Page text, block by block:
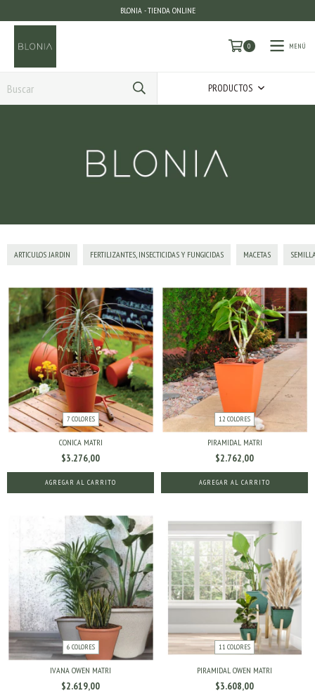
BLONIA - TIENDA ONLINE
0 MENÚ
PRODUCTOS
ARTICULOS JARDIN FERTILIZANTES, INSECTICIDAS Y FUNGICIDAS MACETAS
7 COLORES
CONICA MATRI
$3.276,00
AGREGAR AL CARRITO
12 COLORES
PIRAMIDAL MATRI
$2.762,00
AGREGAR AL CARRITO
6 COLORES
IVANA OWEN MATRI
$2.619,00
11 COLORES
PIRAMIDAL OWEN MATRI
$3.608,00